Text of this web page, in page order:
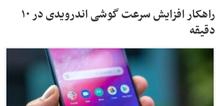
راهکار افزایش سرعت گوشی اندرویدی در ۱۰
دقیقه